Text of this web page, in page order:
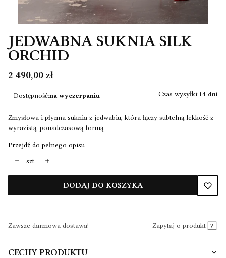
JEDWABNA SUKNIA SILK
ORCHID
Cena
2 490,00 zł
Dostępność:na wyczerpaniu Czas wysyłki:14 dni
Zmysłowa i płynna suknia z jedwabiu, która łączy subtelną lekkość z
wyrazistą, ponadczasową formą.
Przejdź do pełnego opisu
szt.
DODAJ DO KOSZYKA
Zawsze darmowa dostawa! Zapytaj o produkt
CECHY PRODUKTU